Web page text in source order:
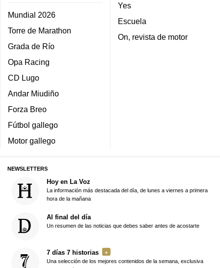
Mundial 2026
Torre de Marathon
Grada de Río
Opa Racing
CD Lugo
Andar Miudiño
Forza Breo
Fútbol gallego
Motor gallego
Yes
Escuela
On, revista de motor
NEWSLETTERS
Hoy en La Voz
La información más destacada del día, de lunes a viernes a primera
hora de la mañana
Al final del día
Un resumen de las noticias que debes saber antes de acostarte
7 días 7 historias
Una selección de los mejores contenidos de la semana, exclusiva